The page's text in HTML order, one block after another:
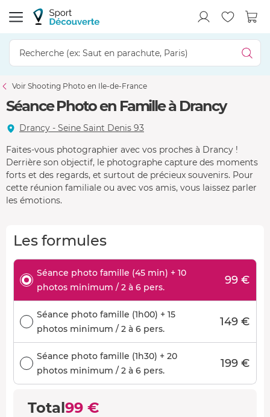
Voir Shooting Photo en Ile-de-France
Séance Photo en Famille à Drancy
Drancy - Seine Saint Denis 93
Faites-vous photographier avec vos proches à Drancy !
Derrière son objectif, le photographe capture des moments
forts et des regards, et surtout de précieux souvenirs. Pour
cette réunion familiale ou avec vos amis, vous laissez parler
les émotions.
Les formules
Séance photo famille (45 min) + 10
photos minimum / 2 à 6 pers.
99 €
Séance photo famille (1h00) + 15
photos minimum / 2 à 6 pers.
149 €
Séance photo famille (1h30) + 20
photos minimum / 2 à 6 pers.
199 €
Total99 €